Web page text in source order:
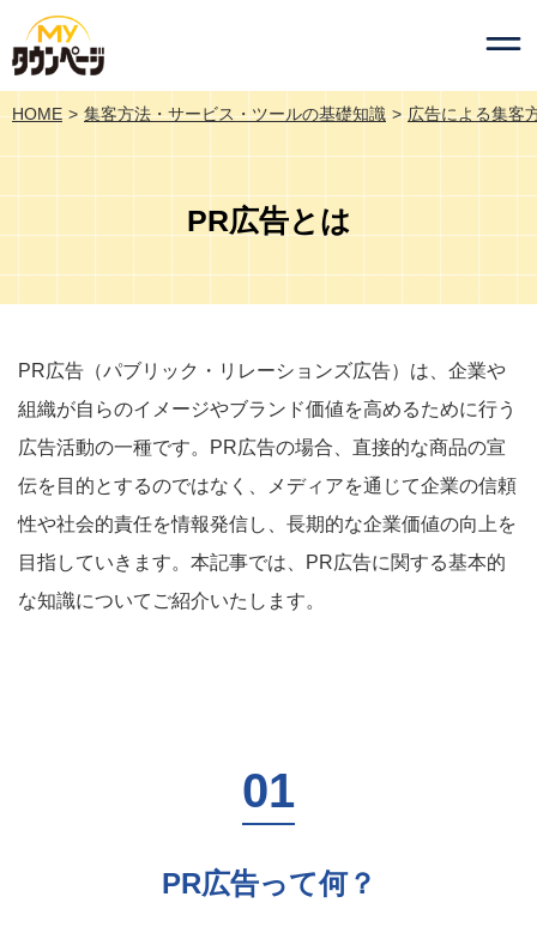
HOME 集客方法・サービス・ツールの基礎知識 広告による集客
PR広告とは
PR広告（パブリック・リレーションズ広告）は、企業や
組織が自らのイメージやブランド価値を高めるために行う
広告活動の一種です。PR広告の場合、直接的な商品の宣
伝を目的とするのではなく、メディアを通じて企業の信頼
性や社会的責任を情報発信し、長期的な企業価値の向上を
目指していきます。本記事では、PR広告に関する基本的
な知識についてご紹介いたします。
PR広告って何？